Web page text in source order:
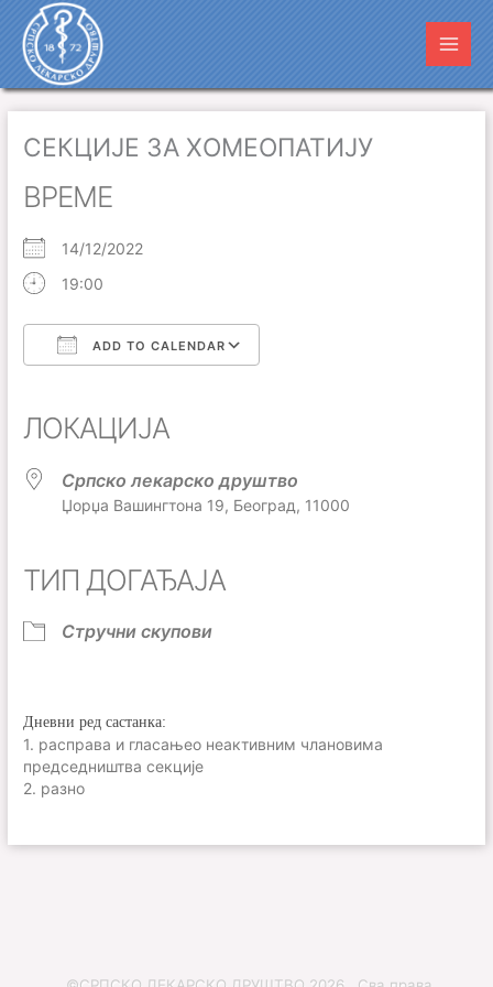
Пређи
садржај
Main
СЕКЦИЈЕ ЗА ХОМЕОПАТИЈУ
ВРЕМЕ
14/12/2022
19:00
ADD TO CALENDAR
ЛОКАЦИЈА
Српско лекарско друштво
Џорџа Вашингтона 19, Београд, 11000
ТИП ДОГАЂАЈА
Стручни скупови
Дневни ред састанка:
1. расправа и гласањео неактивним члановима
председништва секције
2. разно